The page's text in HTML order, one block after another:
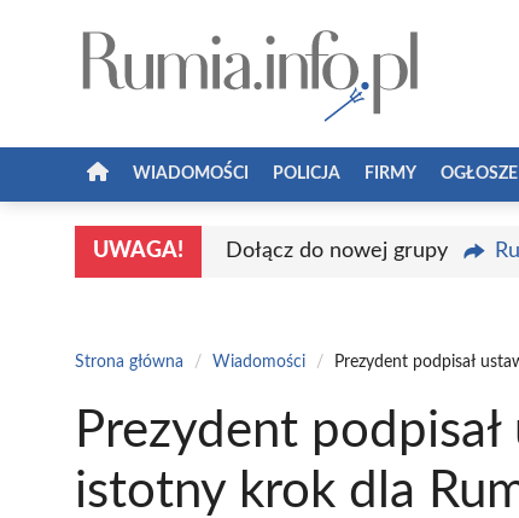
WIADOMOŚCI POLICJA FIRMY
UWAGA! Dołącz do nowej grupy
Strona główna / Wiadomości / Prezydent podpisał
Prezydent
istotny krok dla